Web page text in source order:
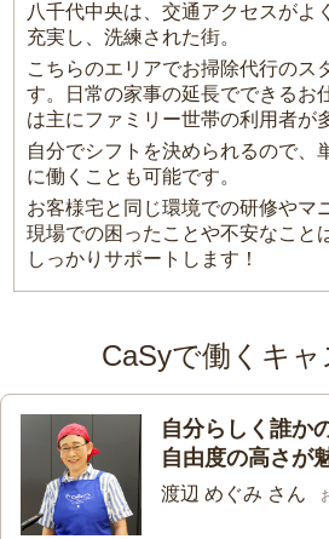
八千代中央は、交通アクセスがよ
充実し、洗練された街。
こちらのエリアでお掃除代行のス
す。日常の家事の延長でできるお
は主にファミリー世帯の利用者が
自分でシフトを決められるので、
に働くことも可能です。
お客様宅と同じ環境での研修や
現場での困ったことや不安なこと
しっかりサポートします！
CaSyで働くキ
自分らしく誰か
自由度の高さが
渡辺 めぐみ さん